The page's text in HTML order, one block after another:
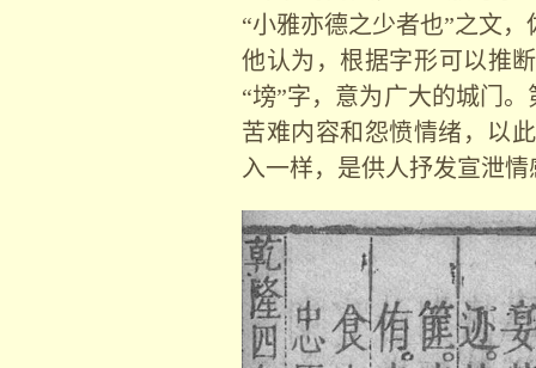
“小雅亦德之少者也”之文
他认为，根据字形可以推
“塝”字，意为广大的城门
苦难内容和怨愤情绪，以
入一样，是供人抒发宣泄